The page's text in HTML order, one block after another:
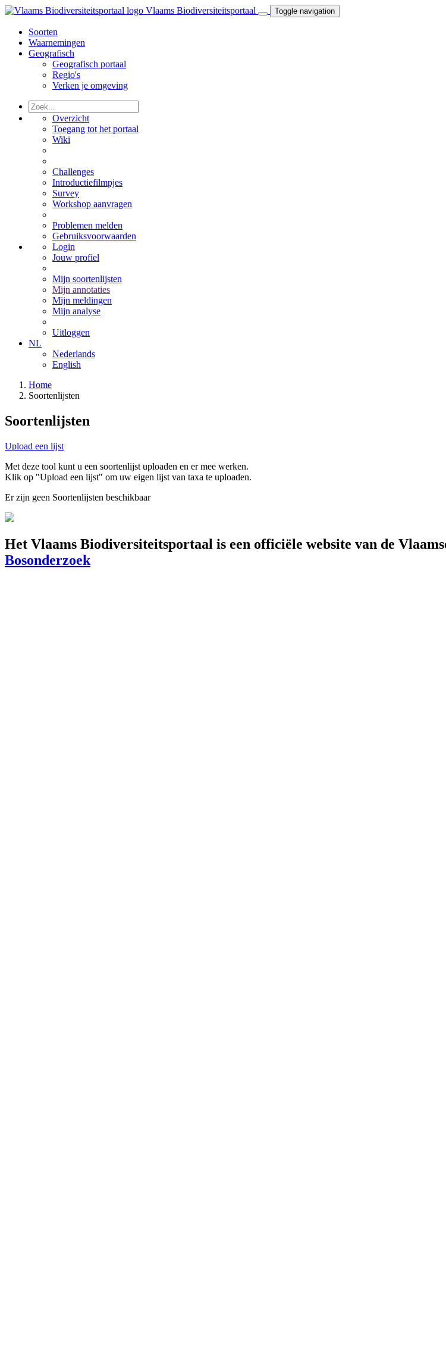
Vlaams Biodiversiteitsportaal Toggle navigation
Soorten
Waarnemingen
Geografisch
Geografisch portaal
Regio's
Verken je omgeving
Overzicht
Toegang tot het portaal
Wiki
Challenges
Introductiefilmpjes
Survey
Workshop aanvragen
Problemen melden
Gebruiksvoorwaarden
Login
Jouw profiel
Mijn soortenlijsten
Mijn annotaties
Mijn meldingen
Mijn analyse
Uitloggen
NL
Nederlands
English
Home
Soortenlijsten
Soortenlijsten
Upload een lijst
Met deze tool kunt u een soortenlijst uploaden en er mee werken.
Klik op "Upload een lijst" om uw eigen lijst van taxa te uploaden.
Er zijn geen Soortenlijsten beschikbaar
Het Vlaams Biodiversiteitsportaal is een officiële website van de
Bosonderzoek